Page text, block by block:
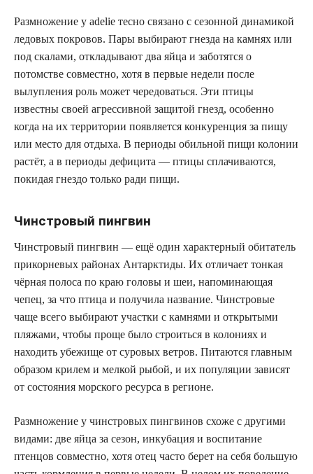
Размножение у adelie тесно связано с сезонной динамикой
ледовых покровов. Пары выбирают гнезда на камнях или
под скалами, откладывают два яйца и заботятся о
потомстве совместно, хотя в первые недели после
вылупления роль может чередоваться. Эти птицы
известны своей агрессивной защитой гнезд, особенно
когда на их территории появляется конкуренция за пищу
или место для отдыха. В периоды обильной пищи колонии
растёт, а в периоды дефицита — птицы сплачиваются,
покидая гнездо только ради пищи.
Чинстровый пингвин
Чинстровый пингвин — ещё один характерный обитатель
прикорневых районах Антарктиды. Их отличает тонкая
чёрная полоса по краю головы и шеи, напоминающая
чепец, за что птица и получила название. Чинстровые
чаще всего выбирают участки с камнями и открытыми
пляжами, чтобы проще было строиться в колониях и
находить убежище от суровых ветров. Питаются главным
образом крилем и мелкой рыбой, и их популяции зависят
от состояния морского ресурса в регионе.
Размножение у чинстровых пингвинов схоже с другими
видами: две яйца за сезон, инкубация и воспитание
птенцов совместно, хотя отец часто берет на себя большую